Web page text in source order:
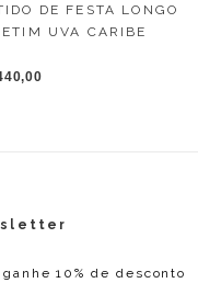
DE FESTA LONGO
UVA CARIBE
10% de desconto